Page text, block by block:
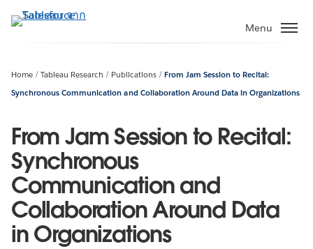
ไป
หลัก
Menu
Home Tableau Research Publications
From Jam Session to Recital:
Synchronous Communication and Collaboration Around Data in Organizations
From Jam Session to Recital:
Synchronous
Communication and
Collaboration Around Data
in Organizations